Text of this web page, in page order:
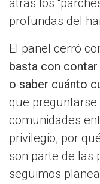
atrás los
profundas del
El panel cerró
basta con
o saber cuánto
que
comunidades
privilegio, por
son parte de las
seguimos